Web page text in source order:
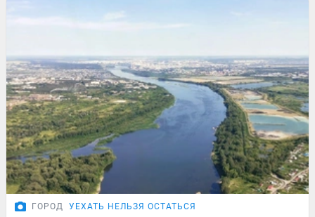
ГОРОД УЕХАТЬ НЕЛЬЗЯ ОСТАТЬСЯ